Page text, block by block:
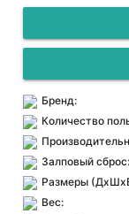
Бренд:
Количество
Залповый сброс:
Размеры
Вес: